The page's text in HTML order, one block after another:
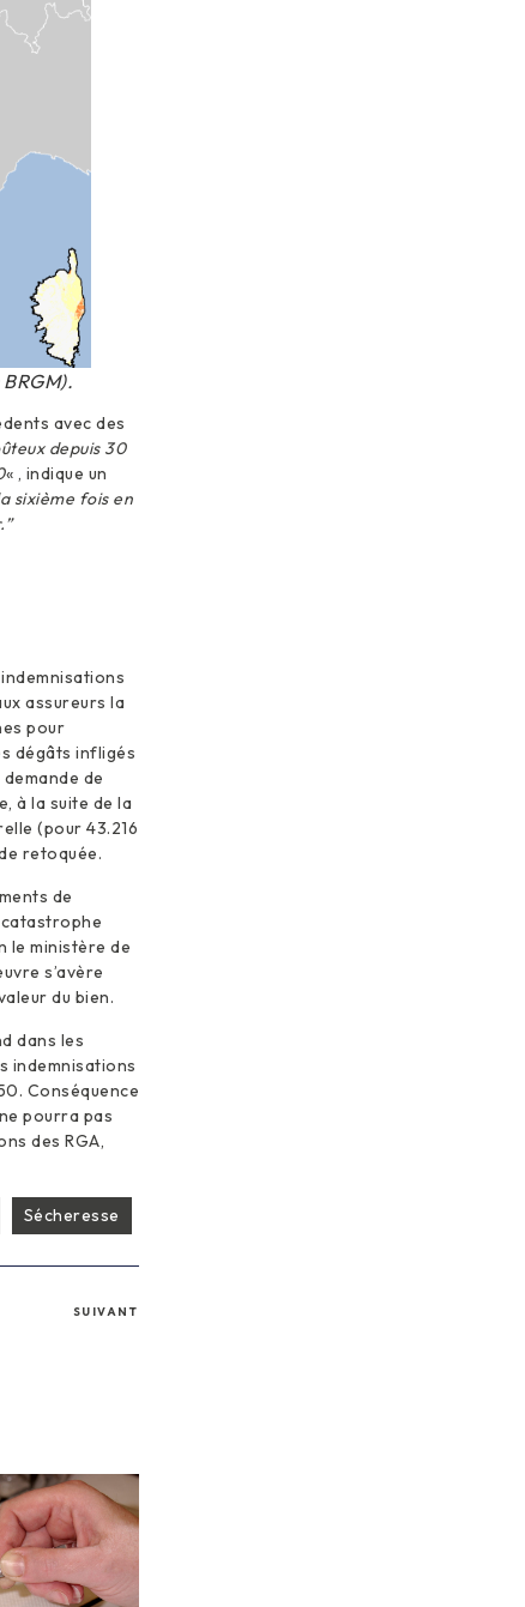
avec des
depuis 30
« , indique un
sixième fois en
assureurs la
pour
dégâts infligés
de
à la suite de la
(pour 43.216
retoquée.
de
le ministère de
s’avère
du bien.
dans les
indemnisations
Conséquence
pourra pas
des RGA,
Sécheresse
SUIVANT